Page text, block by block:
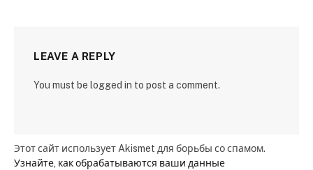
LEAVE A REPLY
You must be logged in to post a comment.
Этот сайт использует Akismet для борьбы со спамом.
Узнайте, как обрабатываются ваши данные